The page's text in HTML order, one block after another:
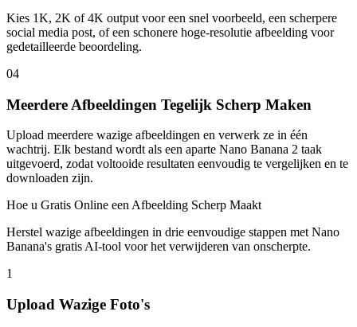
Kies 1K, 2K of 4K output voor een snel voorbeeld, een scherpere
social media post, of een schonere hoge-resolutie afbeelding voor
gedetailleerde beoordeling.
04
Meerdere Afbeeldingen Tegelijk Scherp Maken
Upload meerdere wazige afbeeldingen en verwerk ze in één
wachtrij. Elk bestand wordt als een aparte Nano Banana 2 taak
uitgevoerd, zodat voltooide resultaten eenvoudig te vergelijken en te
downloaden zijn.
Hoe u Gratis Online een Afbeelding Scherp Maakt
Herstel wazige afbeeldingen in drie eenvoudige stappen met Nano
Banana's gratis AI-tool voor het verwijderen van onscherpte.
1
Upload Wazige Foto's